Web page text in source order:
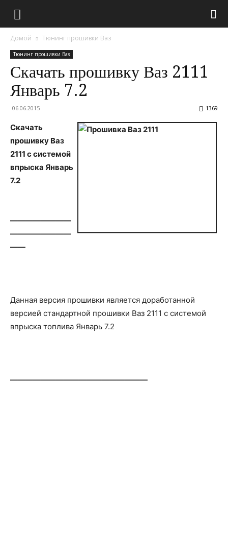
Домой Тюнинг прошивки Ваз
Тюнинг прошивки Ваз
Скачать прошивку Ваз 2111
Январь 7.2
06.06.2015 1369
Скачать
прошивку Ваз
2111 с системой
впрыска Январь
7.2
————————
————————
——
Данная версия прошивки является доработанной
версией стандартной прошивки Ваз 2111 с системой
впрыска топлива Январь 7.2
——————————————————